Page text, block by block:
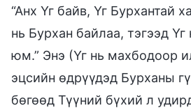
“Анх Үг байв, Үг Бурхантай
нь Бурхан байлаа, тэгээд
юм.” Энэ (Үг нь махбодоор
эцсийн өдрүүдэд Бурханы
бөгөөд Түүний бүхий л